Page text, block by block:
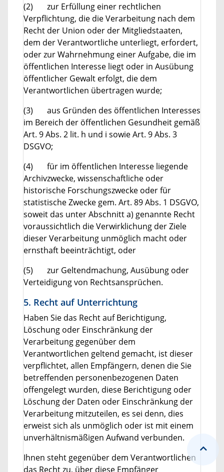
(2) zur Erfüllung einer rechtlichen
Verpflichtung, die die Verarbeitung nach dem
Recht der Union oder der Mitgliedstaaten,
dem der Verantwortliche unterliegt, erfordert,
oder zur Wahrnehmung einer Aufgabe, die im
öffentlichen Interesse liegt oder in Ausübung
öffentlicher Gewalt erfolgt, die dem
Verantwortlichen übertragen wurde;
(3) aus Gründen des öffentlichen Interesses
im Bereich der öffentlichen Gesundheit gemäß
Art. 9 Abs. 2 lit. h und i sowie Art. 9 Abs. 3
DSGVO;
(4) für im öffentlichen Interesse liegende
Archivzwecke, wissenschaftliche oder
historische Forschungszwecke oder für
statistische Zwecke gem. Art. 89 Abs. 1 DSGVO,
soweit das unter Abschnitt a) genannte Recht
voraussichtlich die Verwirklichung der Ziele
dieser Verarbeitung unmöglich macht oder
ernsthaft beeinträchtigt, oder
(5) zur Geltendmachung, Ausübung oder
Verteidigung von Rechtsansprüchen.
5. Recht auf Unterrichtung
Haben Sie das Recht auf Berichtigung,
Löschung oder Einschränkung der
Verarbeitung gegenüber dem
Verantwortlichen geltend gemacht, ist dieser
verpflichtet, allen Empfängern, denen die Sie
betreffenden personenbezogenen Daten
offengelegt wurden, diese Berichtigung oder
Löschung der Daten oder Einschränkung der
Verarbeitung mitzuteilen, es sei denn, dies
erweist sich als unmöglich oder ist mit einem
unverhältnismäßigen Aufwand verbunden.
Ihnen steht gegenüber dem Verantwortlichen
das Recht zu, über diese Empfänger